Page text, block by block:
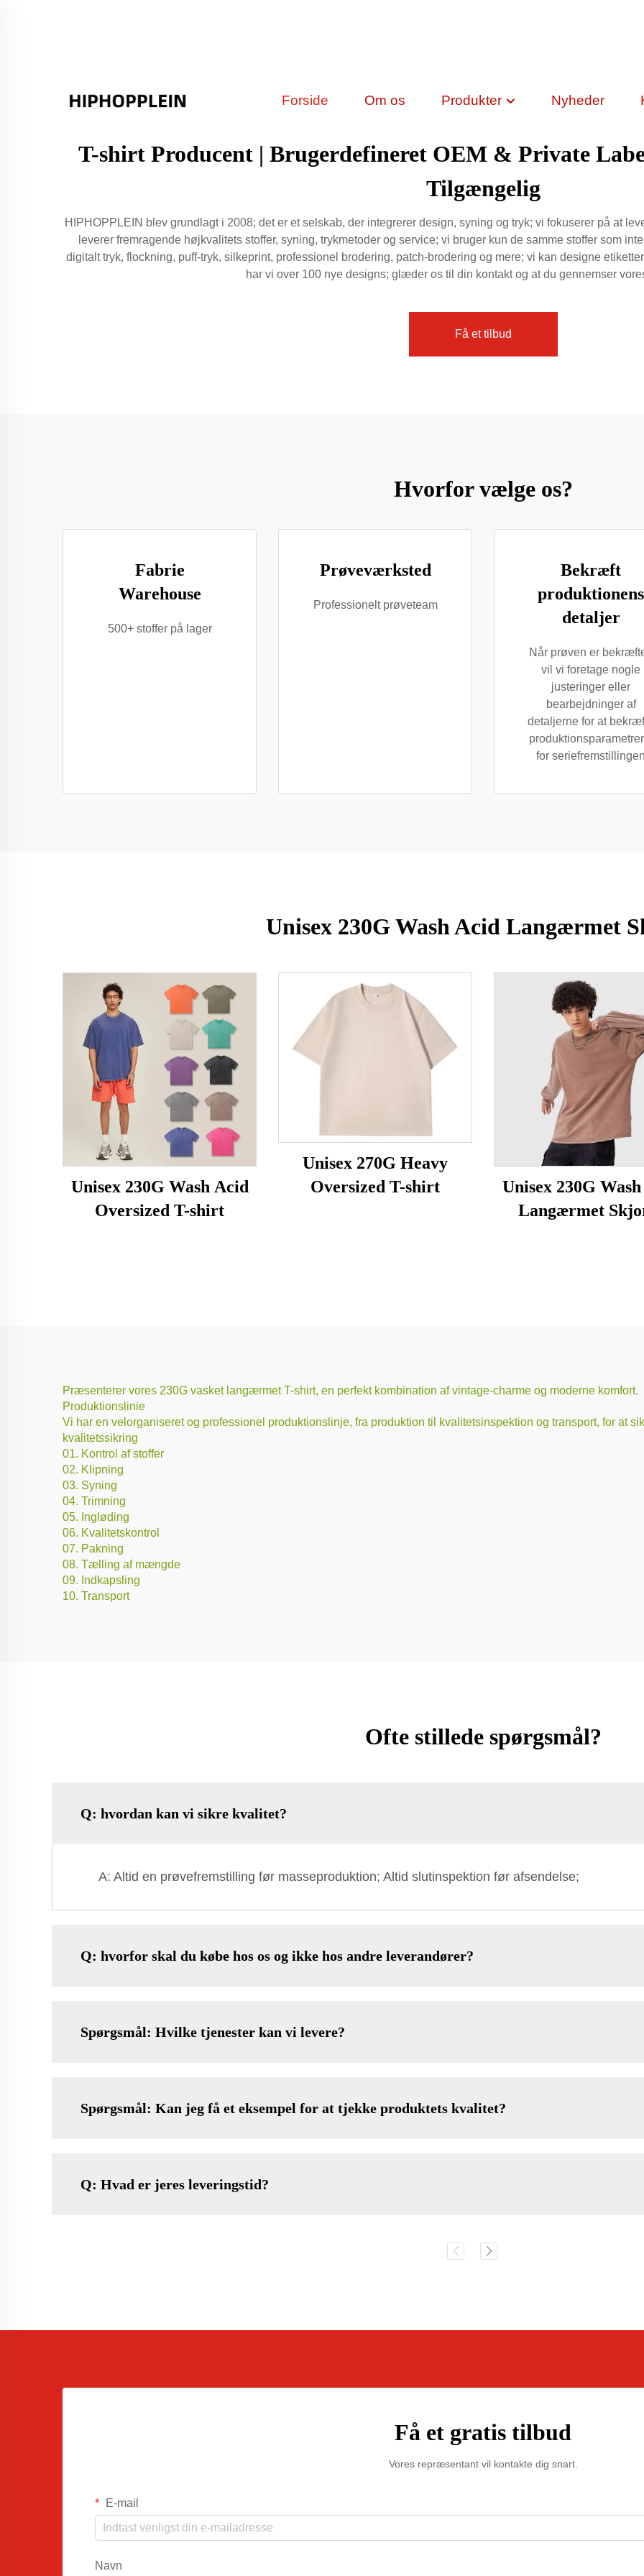
Forside Om os Produkter Nyheder
T-shirt Producent | Brugerdefineret OEM & Private
Tilgængelig
HIPHOPPLEIN blev grundlagt i 2008; det er et selskab, der integrerer design, syning og tryk; vi fokuserer på at
leverer fremragende højkvalitets stoffer, syning, trykmetoder og service; vi bruger kun de samme stoffer som
digitalt tryk, flockning, puff-tryk, silkeprint, professionel brodering, patch-brodering og mere; vi kan designe
har vi over 100 nye designs; glæder os til din kontakt og at du gennemser
Få et tilbud
Hvorfor vælge os?
Fabrie
Warehouse
500+ stoffer på lager
Prøveværksted
Professionelt prøveteam
Bekræft
produktionens
detaljer
Når prøven er
vil vi foretage nogle
justeringer eller
bearbejdninger af
detaljerne for at
for seriefremstillingen
Unisex 230G Wash Acid Langærmet
Unisex 230G Wash Acid
Oversized T-shirt
Unisex 270G Heavy
Oversized T-shirt
Unisex 230G
Langærmet
Præsenterer vores 230G vasket langærmet T-shirt, en perfekt kombination af vintage-charme og moderne komfort.
Produktionslinie
Vi har en velorganiseret og professionel produktionslinje, fra produktion til kvalitetsinspektion og transport, for at
kvalitetssikring
01. Kontrol af stoffer
02. Klipning
03. Syning
04. Trimning
05. Ingløding
06. Kvalitetskontrol
07. Pakning
08. Tælling af mængde
09. Indkapsling
10. Transport
Ofte stillede spørgsmål?
Q: hvordan kan vi sikre kvalitet?
A: Altid en prøvefremstilling før masseproduktion; Altid slutinspektion før afsendelse;
Q: hvorfor skal du købe hos os og ikke hos andre leverandører?
Spørgsmål: Hvilke tjenester kan vi levere?
Spørgsmål: Kan jeg få et eksempel for at tjekke produktets kvalitet?
Q: Hvad er jeres leveringstid?
Få et gratis tilbud
Vores repræsentant vil kontakte dig snart.
E-mail
Navn